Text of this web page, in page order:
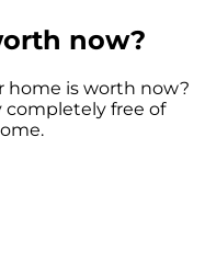
now?
home is worth now?
completely free of